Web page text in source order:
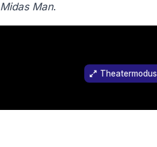
Midas Man.
Theatermodus